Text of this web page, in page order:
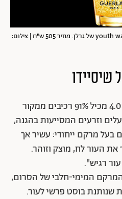
סרום youth watery oil – ABEILLE ROYALE של גרלן. מחיר 505 ש"ח | צילום:
"סרום אולטימיון 4.0 מכיל 91% רכיבים ממקור
וזרעים המסייעות בהגנה,
בעל מרקם ייחודי: עשיר אך
את העור לח, מוצק וזוהר.
רגיש".
המימי-חלבי של הסרום,
שנותנת בוסט פרשי לעור.